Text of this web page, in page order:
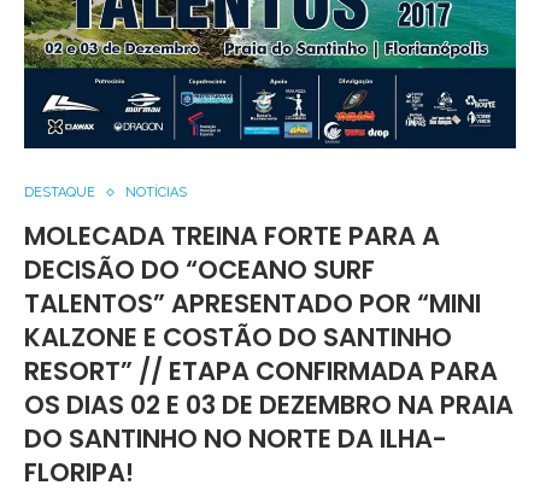
DESTAQUE NOTÍCIAS
MOLECADA TREINA FORTE PARA A
DECISÃO DO “OCEANO SURF
TALENTOS” APRESENTADO POR “MINI
KALZONE E COSTÃO DO SANTINHO
RESORT” // ETAPA CONFIRMADA PARA
OS DIAS 02 E 03 DE DEZEMBRO NA PRAIA
DO SANTINHO NO NORTE DA ILHA-
FLORIPA!